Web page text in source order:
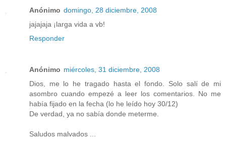
Anónimo domingo, 28 diciembre, 2008
jajajaja ¡larga vida a vb!
Responder
Anónimo miércoles, 31 diciembre, 2008
Dios, me lo he tragado hasta el fondo. Solo salí de mi
asombro cuando empezé a leer los comentarios. No me
había fijado en la fecha (lo he leído hoy 30/12)
De verdad, ya no sabía donde meterme.
Saludos malvados ...